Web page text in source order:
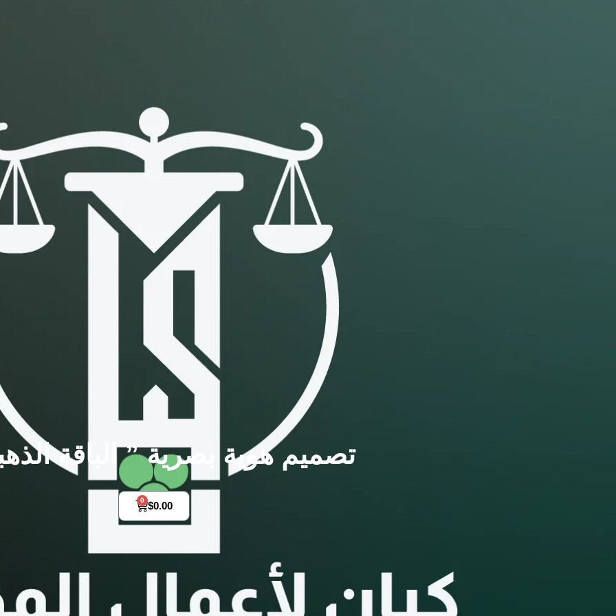
تصميم هوية بصرية ” الباقة
$0.00
0